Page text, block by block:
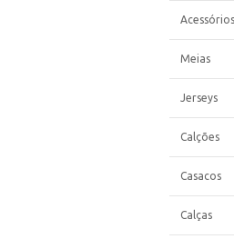
Acessórios
Meias
Jerseys
Calções
Casacos
Calças